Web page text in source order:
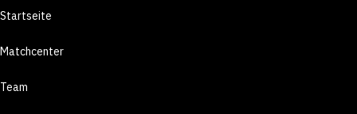
Startseite
Matchcenter
Team